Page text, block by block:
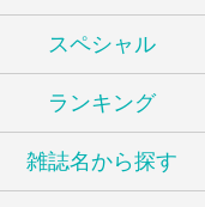
スペシャル
ランキング
雑誌名から探す